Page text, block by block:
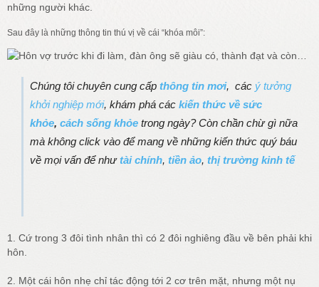
những người khác.
Sau đây là những thông tin thú vị về cái “khóa môi”:
Chúng tôi chuyên cung cấp thông tin mơi, các ý tưởng
khởi nghiệp mới, khám phá các kiến thức về sức
khỏe, cách sống khỏe trong ngày? Còn chần chừ gì nữa
mà không click vào để mang về những kiến thức quý báu
về mọi vấn để nhưtài chính, tiền ảo, thị trường kinh tế
1. Cứ trong 3 đôi tình nhân thì có 2 đôi nghiêng đầu về bên phải khi
hôn.
2. Một cái hôn nhẹ chỉ tác động tới 2 cơ trên mặt, nhưng một nụ